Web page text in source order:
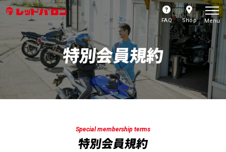
FAQ Shop Menu
特別会員規約
Special membership terms
特別会員規約